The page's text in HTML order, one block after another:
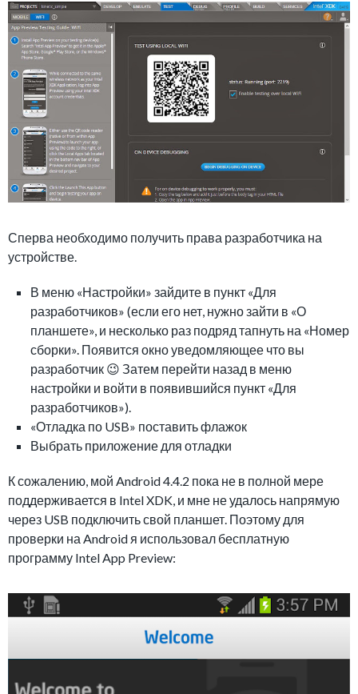
Сперва необходимо получить права разработчика на
устройстве.
В меню «Настройки» зайдите в пункт «Для
разработчиков» (если его нет, нужно зайти в «О
планшете», и несколько раз подряд тапнуть на «Номер
сборки». Появится окно уведомляющее что вы
разработчик 😉 Затем перейти назад в меню
настройки и войти в появившийся пункт «Для
разработчиков»).
«Отладка по USB» поставить флажок
Выбрать приложение для отладки
К сожалению, мой Android 4.4.2 пока не в полной мере
поддерживается в Intel XDK, и мне не удалось напрямую
через USB подключить свой планшет. Поэтому для
проверки на Android я использовал бесплатную
программу Intel App Preview: